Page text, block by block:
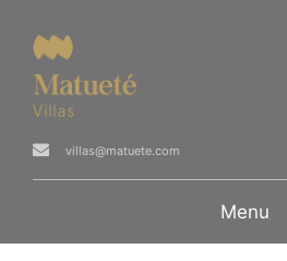
villas@matuete.com
Menu